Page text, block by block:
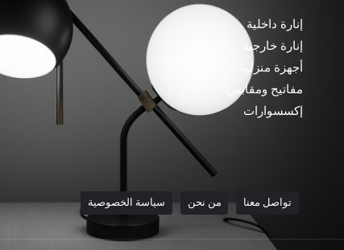
إنارة داخلية
إنارة خارجية
أجهزة منزلية
مفاتيح ومقابس
إكسسوارات
تواصل معنا من نحن سياسة الخصوصية